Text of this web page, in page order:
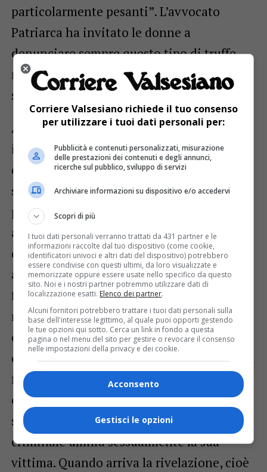
particolarmente pesanti”. L’avvocato
Patriarca ha invitato le donne a
denunciare sempre questo tipo di truffe,
rivolgendosi ai Carabinieri, o più
specificatamente alla Polizia Postale.
Alessandra Culurgioni, consulente
informatica, spesso si è trovata di fronte
donne vittime di queste truffe ed ha
spiegato come i truffatori riescano a
portare a termine i loro piani criminosi
attivando una strategia articolata in
diverse fasi: “Il loro obiettivo è diventare
attraenti per le loro vittima, quindi per
farlo cercano di entrare in intima
relazione, per conoscere interessi e punti
deboli, poi il criminale comincerà a
chiedere danaro, perché ormai la vittima si
fida ciecamente del proprio interlocutore,
e, in alcuni casi si arriva anche all’abuso
sessuale: dopo aver ottenuto il denaro il
criminale umilia sessualmente la sua
vittima. Quando arriva la rivelazione, cioè
Corriere Valsesiano richiede il tuo consenso
per utilizzare i tuoi dati personali per:
Pubblicità e contenuti personalizzati, misurazione
delle prestazioni dei contenuti e degli annunci,
ricerche sul pubblico, sviluppo di servizi
Archiviare informazioni su dispositivo e/o accedervi
Scopri di più
I tuoi dati personali verranno trattati da 431 partner e le
informazioni raccolte dal tuo dispositivo (come cookie,
identificatori univoci e altri dati del dispositivo) potrebbero
essere condivise con questi ultimi, da loro visualizzate e
memorizzate oppure essere usate nello specifico da questo
sito. Noi e i nostri partner potremmo utilizzare dati di
localizzazione esatti. Elenco dei partner.
Alcuni fornitori potrebbero trattare i tuoi dati personali sulla
base dell'interesse legittimo, al quale puoi opporti gestendo
le tue opzioni qui sotto. Cerca un link in fondo a questa
pagina o nel menu del sito per gestire o revocare il consenso
nelle impostazioni della privacy e dei cookie.
Acconsento
Gestisci le opzioni